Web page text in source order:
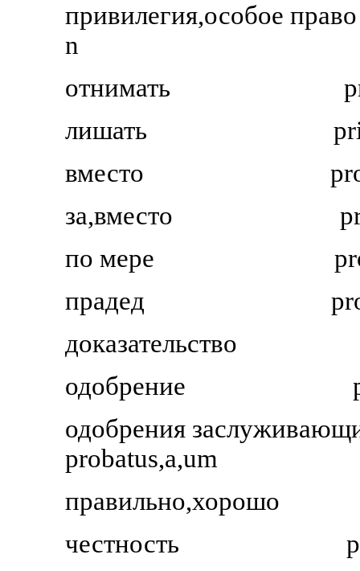
привилегия,особое право
n
отнимать
лишать
вместо
за,вместо
по мере
прадед
доказательство
одобрение
одобрения
probatus,a,um
правильно,хорошо
честность